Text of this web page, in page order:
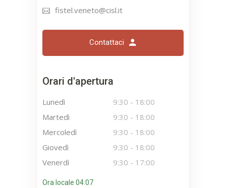
fistel.veneto@cisl.it
Contattaci
Orari d'apertura
Lunedì 9:30 - 18:00
Martedì
9:30 - 18:00
Mercoledì
9:30 - 18:00
Giovedì
9:30 - 18:00
Venerdì
9:30 - 17:00
Ora locale 04:07